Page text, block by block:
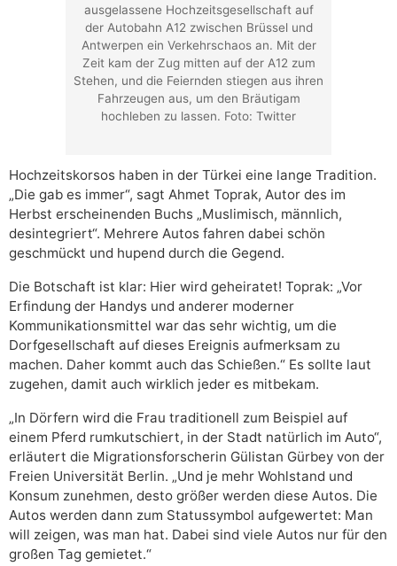
ausgelassene Hochzeitsgesellschaft auf
der Autobahn A12 zwischen Brüssel und
Antwerpen ein Verkehrschaos an. Mit der
Zeit kam der Zug mitten auf der A12 zum
Stehen, und die Feiernden stiegen aus ihren
Fahrzeugen aus, um den Bräutigam
hochleben zu lassen. Foto: Twitter
Hochzeitskorsos haben in der Türkei eine lange Tradition.
„Die gab es immer“, sagt Ahmet Toprak, Autor des im
Herbst erscheinenden Buchs „Muslimisch, männlich,
desintegriert“. Mehrere Autos fahren dabei schön
geschmückt und hupend durch die Gegend.
Die Botschaft ist klar: Hier wird geheiratet! Toprak: „Vor
Erfindung der Handys und anderer moderner
Kommunikationsmittel war das sehr wichtig, um die
Dorfgesellschaft auf dieses Ereignis aufmerksam zu
machen. Daher kommt auch das Schießen.“ Es sollte laut
zugehen, damit auch wirklich jeder es mitbekam.
„In Dörfern wird die Frau traditionell zum Beispiel auf
einem Pferd rumkutschiert, in der Stadt natürlich im Auto“,
erläutert die Migrationsforscherin Gülistan Gürbey von der
Freien Universität Berlin. „Und je mehr Wohlstand und
Konsum zunehmen, desto größer werden diese Autos. Die
Autos werden dann zum Statussymbol aufgewertet: Man
will zeigen, was man hat. Dabei sind viele Autos nur für den
großen Tag gemietet.“